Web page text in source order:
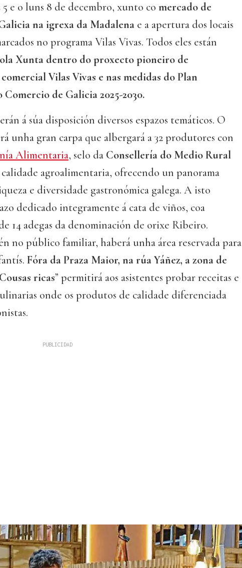
e o luns 8 de decembro, xunto co mercado de
na igrexa da Madalena e a apertura dos locais
no programa Vilas Vivas. Todos eles están
Xunta dentro do proxecto pioneiro de
Vilas Vivas e nas medidas do Plan
de Galicia 2025-2030.
á súa disposición diversos espazos temáticos. O
unha gran carpa que albergará a 32 produtores con
Alimentaria, selo da Consellería do Medio Rural
agroalimentaria, ofrecendo un panorama
e diversidade gastronómica galega. A isto
dedicado integramente á cata de viños, coa
14 adegas da denominación de orixe Ribeiro.
no público familiar, haberá unha área reservada para
Fóra da Praza Maior, na rúa Yáñez, a zona de
ricas” permitirá aos asistentes probar receitas e
onde os produtos de calidade diferenciada